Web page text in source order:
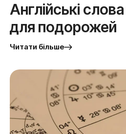
Англійські
для подорожей
Читати більше